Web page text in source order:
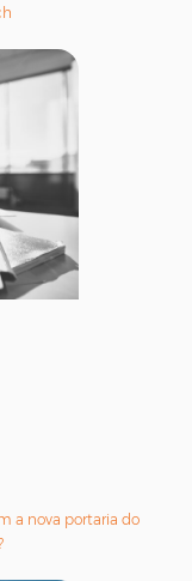
a nova portaria do